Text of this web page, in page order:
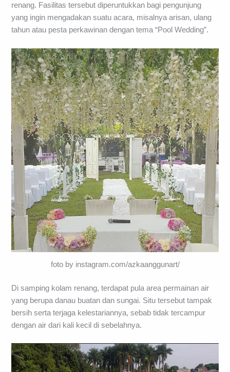
renang. Fasilitas tersebut diperuntukkan bagi pengunjung
yang ingin mengadakan suatu acara, misalnya arisan, ulang
tahun atau pesta perkawinan dengan tema “Pool Wedding”.
foto by instagram.com/azkaanggunart/
Di samping kolam renang, terdapat pula area permainan air
yang berupa danau buatan dan sungai. Situ tersebut tampak
bersih serta terjaga kelestariannya, sebab tidak tercampur
dengan air dari kali kecil di sebelahnya.